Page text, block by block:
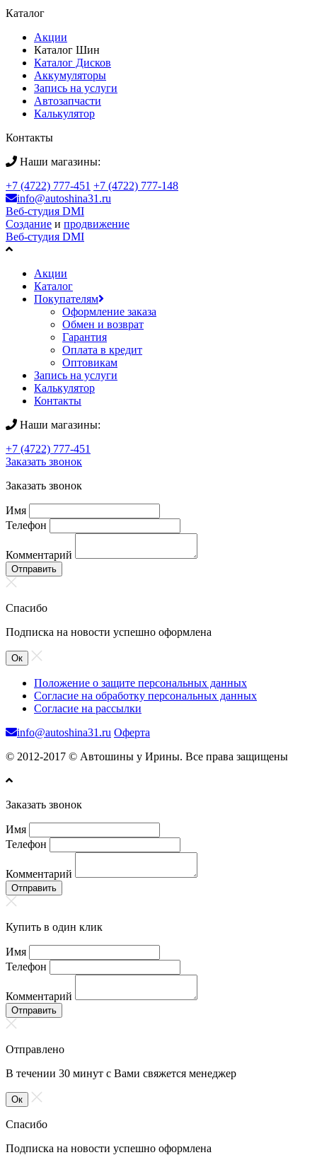
Каталог
Акции
Каталог Шин
Каталог Дисков
Аккумуляторы
Запись на услуги
Автозапчасти
Калькулятор
Контакты
Наши магазины:
+7 (4722) 777-451 +7 (4722) 777-148
info@autoshina31.ru
Веб-студия DMI
Создание и продвижение
Веб-студия DMI
Акции
Каталог
Покупателям
Оформление заказа
Обмен и возврат
Гарантия
Оплата в кредит
Оптовикам
Запись на услуги
Калькулятор
Контакты
Наши магазины:
+7 (4722) 777-451
Заказать звонок
Заказать звонок
Имя
Телефон
Комментарий
Отправить
Спасибо
Подписка на новости успешно оформлена
Ок
Положение о защите персональных данных
Согласие на обработку персональных данных
Согласие на рассылки
info@autoshina31.ru Оферта
© 2012-2017 © Автошины у Ирины. Все права защищены
Заказать звонок
Имя
Телефон
Комментарий
Отправить
Купить в один клик
Имя
Телефон
Комментарий
Отправить
Отправлено
В течении 30 минут с Вами свяжется менеджер
Ок
Спасибо
Подписка на новости успешно оформлена